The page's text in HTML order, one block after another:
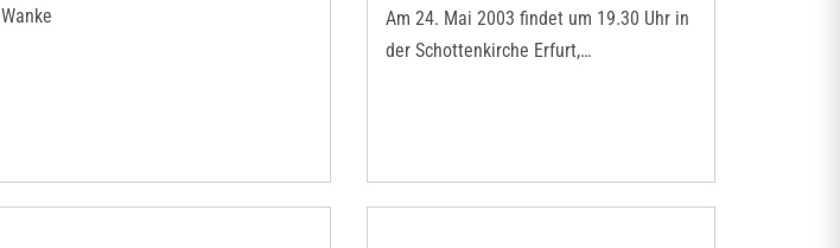
Wanke
Am 24. Mai 2003 findet um 19.30 Uhr in
der Schottenkirche Erfurt,…